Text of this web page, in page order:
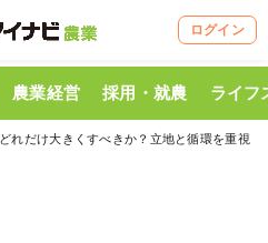
ログイン
農業経営 採用・就農 ライフ
れだけ大きくすべきか？立地と循環を重視